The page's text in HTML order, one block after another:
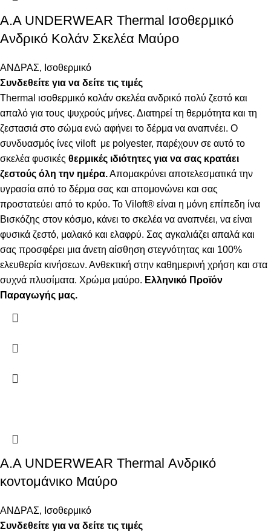
Α.A UNDERWEAR Thermal Ισοθερμικό
Ανδρικό Κολάν Σκελέα Μαύρο
ΑΝΔΡΑΣ, Ισοθερμικό
Συνδεθείτε για να δείτε τις τιμές
Thermal ισοθερμικό κολάν σκελέα ανδρικό πολύ ζεστό και
απαλό για τους ψυχρούς μήνες. Διατηρεί τη θερμότητα και τη
ζεστασιά στο σώμα ενώ αφήνει το δέρμα να αναπνέει. Ο
συνδυασμός ίνες viloft με polyester, παρέχουν σε αυτό το
σκελέα φυσικές θερμικές ιδιότητες για να σας κρατάει
ζεστούς όλη την ημέρα.Απομακρύνει αποτελεσματικά την
υγρασία από το δέρμα σας και απομονώνει και σας
προστατεύει από το κρύο. Το Viloft® είναι η μόνη επίπεδη ίνα
Βισκόζης στον κόσμο, κάνει το σκελέα να αναπνέει, να είναι
φυσικά ζεστό, μαλακό και ελαφρύ. Σας αγκαλιάζει απαλά και
σας προσφέρει μια άνετη αίσθηση στεγνότητας και 100%
ελευθερία κινήσεων. Ανθεκτική στην καθημερινή χρήση και στα
συχνά πλυσίματα. Χρώμα μαύρο. Ελληνικό Προϊόν
Παραγωγής μας.
Α.A UNDERWEAR Thermal Ανδρικό
κοντομάνικο Μαύρο
ΑΝΔΡΑΣ, Ισοθερμικό
Συνδεθείτε για να δείτε τις τιμές